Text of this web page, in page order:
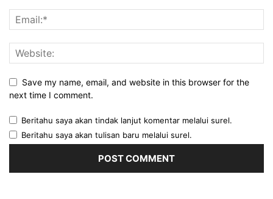
Save my name, email, and website in this browser for the
next time I comment.
Beritahu saya akan tindak lanjut komentar melalui surel.
Beritahu saya akan tulisan baru melalui surel.